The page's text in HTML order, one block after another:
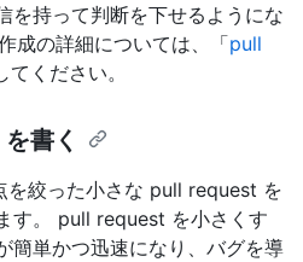
を持って判断を下せるようにな
成の詳細については、「pull
てください。
書く
を絞った小さな pull request を
す。 pull request を小さくす
簡単かつ迅速になり、バグを導